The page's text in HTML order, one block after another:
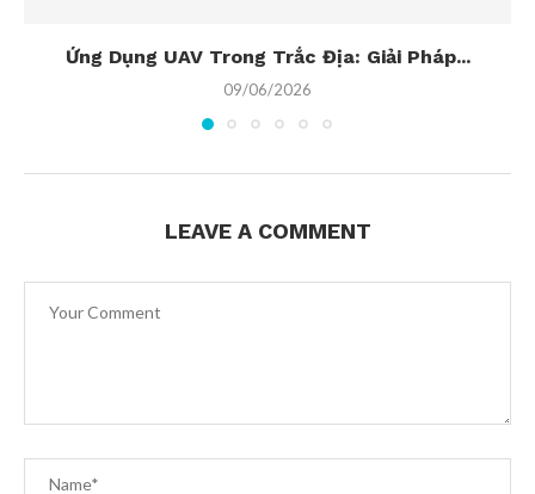
Ứng Dụng UAV Trong Trắc Địa: Giải Pháp...
09/06/2026
LEAVE A COMMENT